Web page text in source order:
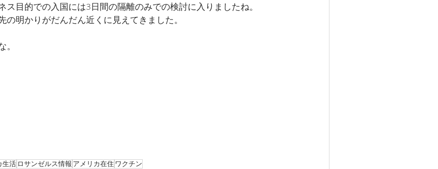
ス目的での入国には3日間の隔離のみでの検討に入りましたね。
の明かりがだんだん近くに見えてきました。
生活 ロサンゼルス情報 アメリカ在住ワクチン